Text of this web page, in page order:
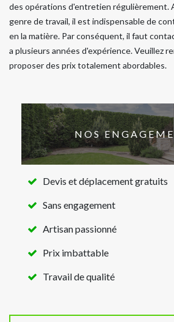
des opérations d'entretien régulièrement.
genre de travail, il est indispensable de
en la matière. Par conséquent, il faut
a plusieurs années d'expérience. Veuillez
proposer des prix totalement abordables.
NOS
Devis et déplacement gratuits
Sans engagement
Artisan passionné
Prix imbattable
Travail de qualité